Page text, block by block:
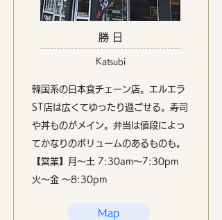
Katsubi
韓国系の日本食チェーン店。エルエラ
ST店は広くてゆったり過ごせる。寿司
や丼ものがメイン。弁当は値段によっ
てかなりのボリュームのあるものも。
【営業】月〜土 7:30am〜7:30pm
火〜金 〜8:30pm
勝 日
Map